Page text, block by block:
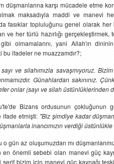
karşı mücadele etme
maksadıyla maddi ve manevi
da fasıklar topluluğunu genel olarak
ve her türlü hazırlığı
olmamalarını, yani Allah'ın
bu ifadeler ne muazzamdır?;
ve silahımızla savaşmıyoruz.
Günahlardan sakınınız.
onlar (sayı ve silah üstünlüklerinden
Bizans ordusunun çokluğunun
ifade etmişti:"Biz şimdiye kadar
inancımızın verdiği üstünlükle
gün az oluşumuzdan mı
en önemli sebebi olan manevi güç
bizim için manevi güç kaynağı